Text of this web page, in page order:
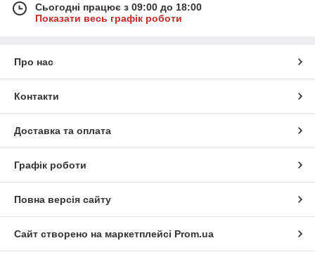
Сьогодні працює з 09:00 до 18:00
Показати весь графік роботи
Про нас
Контакти
Доставка та оплата
Графік роботи
Повна версія сайту
Сайт створено на маркетплейсі Prom.ua